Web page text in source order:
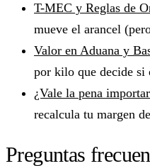
T-MEC y Reglas de
mueve el arancel
Valor en Aduana y
por kilo que decide si
¿Vale la pena
recalcula tu margen
Preguntas